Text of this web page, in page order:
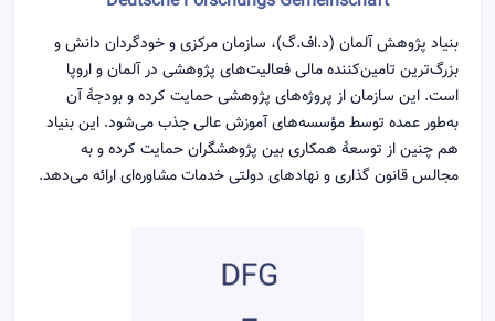
بنیاد پژوهش آلمان (د.اف.گ)، سازمان مرکزی و خودگردان دانش و
بزرگ‌ترین تامین‌کننده مالی فعالیت‌های پژوهشی در آلمان و اروپا
است. این سازمان از پروژه‌های پژوهشی حمایت کرده و بودجهٔ آن
به‌طور عمده توسط مؤسسه‌های آموزش عالی جذب می‌شود. این بنیاد
هم چنین از توسعهٔ همکاری بین پژوهشگران حمایت کرده و به
مجالس قانون گذاری و نهادهای دولتی خدمات مشاوره‌ای ارائه می‌دهد.